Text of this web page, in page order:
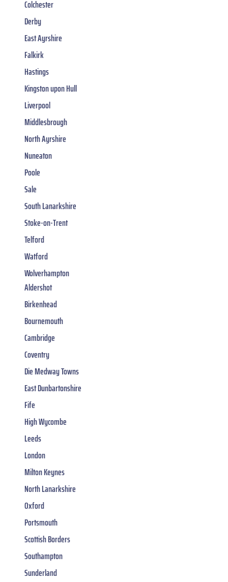
Colchester
Derby
East Ayrshire
Falkirk
Hastings
Kingston upon Hull
Liverpool
Middlesbrough
North Ayrshire
Nuneaton
Poole
Sale
South Lanarkshire
Stoke-on-Trent
Telford
Watford
Wolverhampton
Aldershot
Birkenhead
Bournemouth
Cambridge
Coventry
Die Medway Towns
East Dunbartonshire
Fife
High Wycombe
Leeds
London
Milton Keynes
North Lanarkshire
Oxford
Portsmouth
Scottish Borders
Southampton
Sunderland